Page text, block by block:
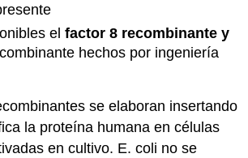
elfactor 8 recombinante y
hechos por ingeniería
se elaboran insertando
la proteína humana en células
en cultivo. E. coli no se